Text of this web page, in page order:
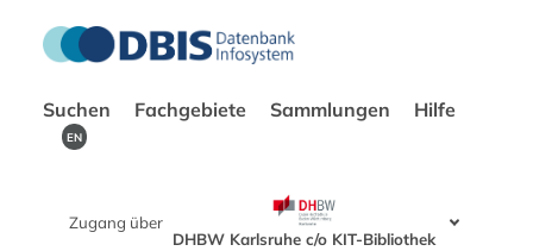
Suchen Fachgebiete Sammlungen Hilfe
EN
Zugang über
DHBW Karlsruhe c/o KIT-Bibliothek